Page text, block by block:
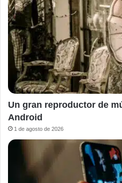
Un gran reproductor de
Android
1 de agosto de 2026